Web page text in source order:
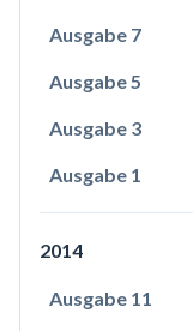
Ausgabe 7
Ausgabe 5
Ausgabe 3
Ausgabe 1
2014
Ausgabe 11